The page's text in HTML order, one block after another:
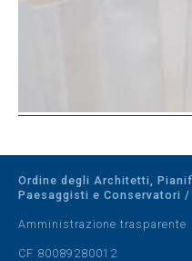
Ordine degli Architetti,
Paesaggisti e Conservatori /
Amministrazione trasparente
CF 80089280012